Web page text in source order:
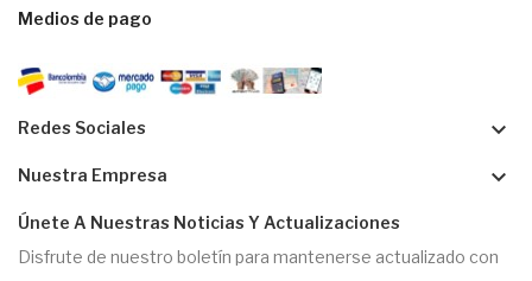
Medios de pago
Redes Sociales keyboard_arrow_down
Nuestra Empresa keyboard_arrow_down
Únete A Nuestras Noticias Y Actualizaciones
Disfrute de nuestro boletín para mantenerse actualizado con